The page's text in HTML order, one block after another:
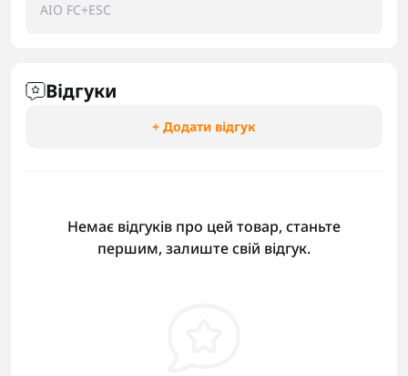
AIO FC+ESC
Відгуки
+ Додати відгук
Немає відгуків про цей товар, станьте
першим, залиште свій відгук.